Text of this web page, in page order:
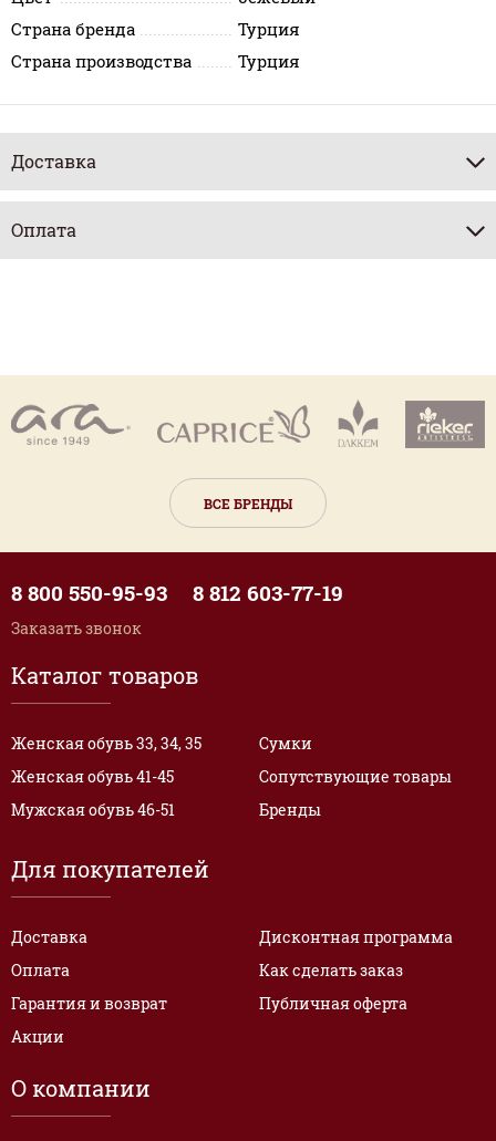
Страна бренда
Турция
Страна производства
Турция
Доставка
Оплата
ВСЕ БРЕНДЫ
Каталог товаров
Женская обувь 33, 34, 35
Женская обувь 41-45
Мужская обувь 46-51
Сумки
Сопутствующие товары
Бренды
Для покупателей
Доставка
Оплата
Гарантия и возврат
Акции
Дисконтная программа
Как сделать заказ
Публичная оферта
О компании
8 800 550-95-93 8 812 603-77-19
Заказать звонок